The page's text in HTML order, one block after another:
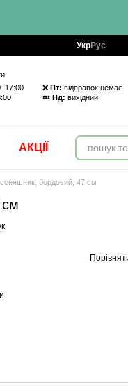
УкрРус
❌ Пт: відправок немає
💤 Нд: вихідний
АКЦІЇ
бордовий, 47 см